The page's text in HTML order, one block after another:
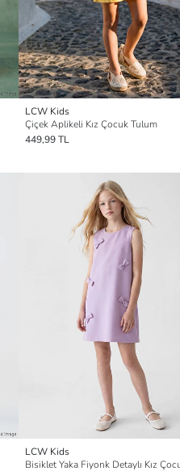
LCW Kids
Çiçek Aplikeli Kız Çocuk Tulum
449,99 TL
LCW Kids